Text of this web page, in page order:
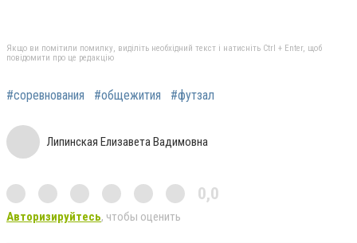
Якщо ви помітили помилку, виділіть необхідний текст і натисніть Ctrl + Enter, щоб
повідомити про це редакцію
#соревнования #общежития #футзал
Липинская Елизавета Вадимовна
0,0
Авторизируйтесь, чтобы оценить